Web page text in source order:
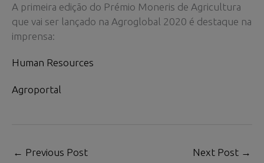
A primeira edição do Prémio Moneris de Agricultura
que vai ser lançado na Agroglobal 2020 é destaque na
imprensa:
Human Resources
Agroportal
← Previous Post Next Post →